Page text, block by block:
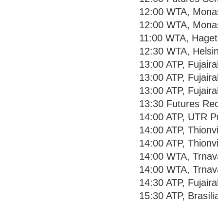
12:00 WTA,
12:00 WTA,
11:00 WTA,
12:30 WTA,
13:00 ATP,
13:00 ATP,
13:00 ATP,
13:30 Futures
14:00 ATP, UTR
14:00 ATP,
14:00 ATP,
14:00 WTA,
14:00 WTA,
14:30 ATP,
15:30 ATP,